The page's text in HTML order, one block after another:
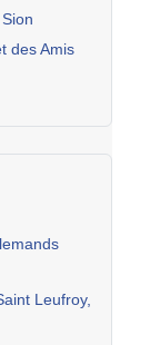
des Amis
Leufroy,